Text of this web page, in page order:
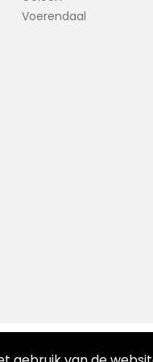
Voerendaal